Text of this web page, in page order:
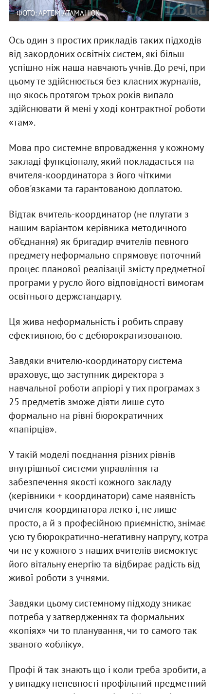
ФОТО: АРТЕМ АТАМАНЮК
Ось один з простих прикладів таких підходів
від закордоних освітніх систем, які більш
успішно ніж наша навчають учнів. До речі, при
цьому те здійснюється без класних журналів,
що якось протягом трьох років випало
здійснювати й мені у ході контрактної роботи
«там».
Мова про системне впровадження у кожному
закладі функціоналу, який покладається на
вчителя-координатора з його чіткими
обов'язками та гарантованою доплатою.
Відтак вчитель-координатор (не плутати з
нашим варіантом керівника методичного
об’єднання) як бригадир вчителів певного
предмету неформально спрямовує поточний
процес планової реалізації змісту предметної
програми у русло його відповідності вимогам
освітнього держстандарту.
Ця жива неформальність і робить справу
ефективною, бо є дебюрократизованою.
Завдяки вчителю-координатору система
враховує, що заступник директора з
навчальної роботи апріорі у тих програмах з
25 предметів зможе діяти лише суто
формально на рівні бюрократичних
«папірців».
У такій моделі поєднання різних рівнів
внутрішньої системи управління та
забезпечення якості кожного закладу
(керівники + координатори) саме наявність
вчителя-координатора легко і, не лише
просто, а й з професійною приємністю, знімає
усю ту бюрократично-негативну напругу, котра
чи не у кожного з наших вчителів висмоктує
його вітальну енергію та відбирає радість від
живої роботи з учнями.
Завдяки цьому системному підходу зникає
потреба у затвердженнях та формальних
«копіях» чи то планування, чи то самого так
званого «обліку».
Профі й так знають що і коли треба зробити, а
у випадку непевності профільний предметний